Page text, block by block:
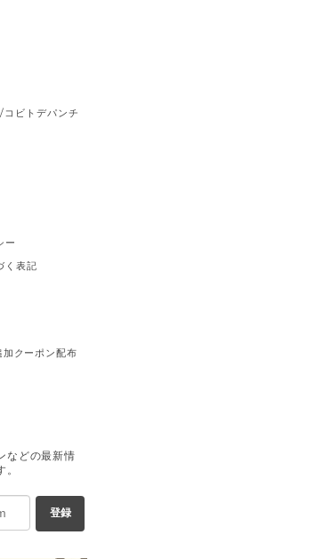
ビトデパンチ
ー
く表記
クーポン配布
などの最新情
登録